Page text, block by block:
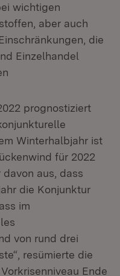
wichtigen
aber auch
die
Einzelhandel
prognostiziert
Winterhalbjahr ist
für 2022
aus, dass
die Konjunktur
im
von rund drei
resümierte die
Ende